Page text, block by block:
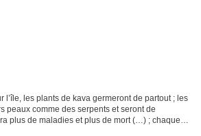
l’île, les plants de kava germeront de partout ; les
peaux comme des serpents et seront de
plus de maladies et plus de mort (…) ; chaque